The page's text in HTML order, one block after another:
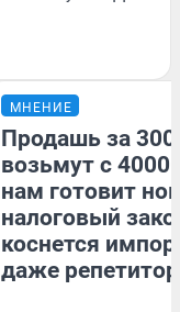
МНЕНИЕ
Продашь за
возьмут с
нам готовит
налоговый
коснется
даже